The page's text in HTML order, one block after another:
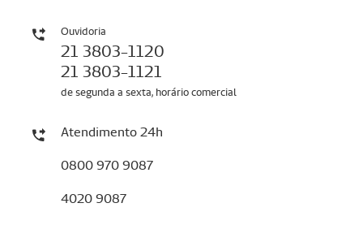
Ouvidoria
21 3803-1120
21 3803-1121
de segunda a sexta, horário comercial
Atendimento 24h
0800 970 9087
4020 9087